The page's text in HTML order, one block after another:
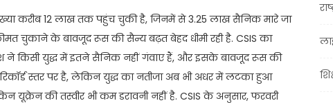
करीब 12 लाख तक पहुंच चुकी है, जिनमें से 3.25 लाख सैनिक मारे जा
चुकाने के बावजूद रूस की सैन्य बढ़त बेहद धीमी रही है. CSIS का
देश ने किसी युद्ध में इतने सैनिक नहीं गंवाए हैं, और इसके बावजूद रूस की
स्तर पर है, लेकिन युद्ध का नतीजा अब भी अधर में लटका हुआ
की तस्वीर भी कम डरावनी नहीं है. CSIS के अनुसार, फरवरी